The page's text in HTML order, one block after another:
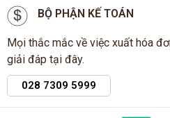
BỘ PHẬN KẾ TOÁN
Mọi thắc mắc về việc xuất hóa
giải đáp tại đây.
028 7309 5999